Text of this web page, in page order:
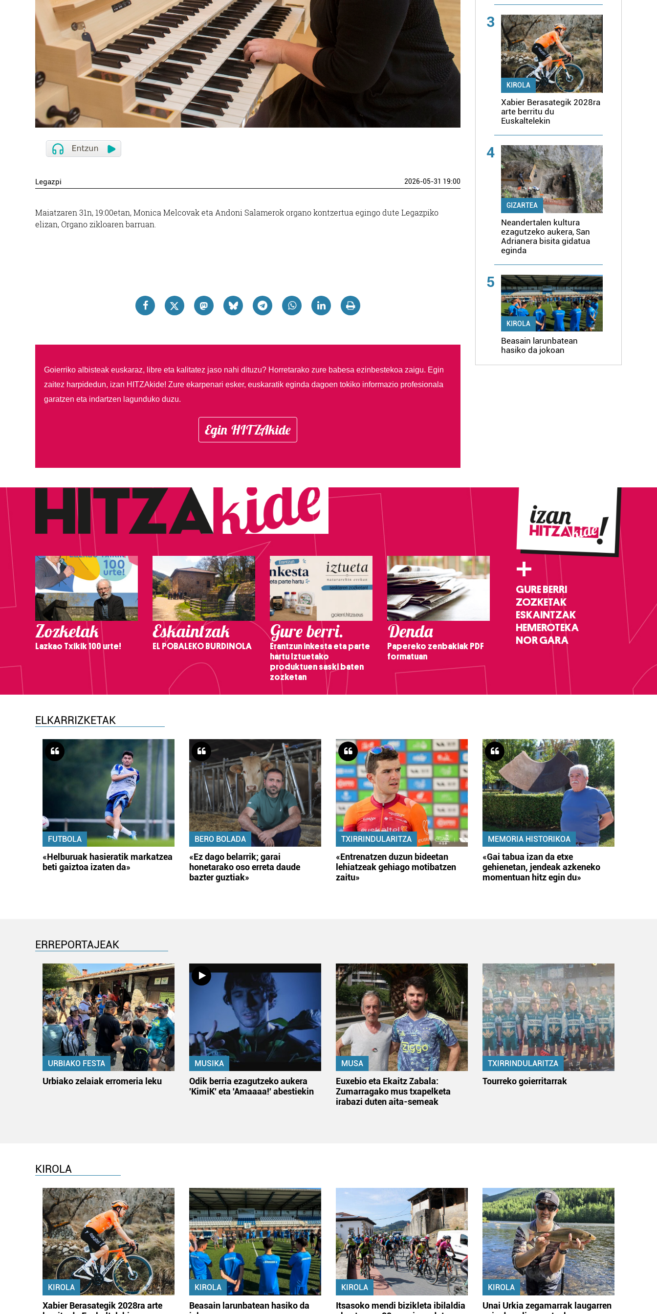
Legazpi 2026-05-31 19:00
Maiatzaren 31n, 19:00etan, Monica Melcovak eta Andoni Salamerok organo kontzertua egingo dute Legazpiko
elizan, Organo zikloaren barruan.
Goierriko albisteak euskaraz, libre eta kalitatez jaso nahi dituzu? Horretarako zure babesa ezinbestekoa zaigu. Egin
zaitez harpidedun, izan HITZAkide! Zure ekarpenari esker, euskaratik eginda dagoen tokiko informazio profesionala
garatzen eta indartzen lagunduko duzu.
Egin HITZAkide
3
KIROLA
Xabier Berasategik 2028ra
arte berritu du
Euskaltelekin
4
GIZARTEA
Neandertalen kultura
ezagutzeko aukera, San
Adrianera bisita gidatua
eginda
5
KIROLA
Beasain larunbatean
hasiko da jokoan
Zozketak
Lazkao Txikik 100 urte!
Eskaintzak
EL POBALEKO BURDINOLA
Gure berri.
Erantzun inkesta eta parte
hartu Iztuetako
produktuen saski baten
zozketan
Denda
Papereko zenbakiak PDF
formatuan
+
GURE BERRI
ZOZKETAK
ESKAINTZAK
HEMEROTEKA
NOR GARA
ELKARRIZKETAK
FUTBOLA
«Helburuak hasieratik markatzea
beti gaiztoa izaten da»
BERO BOLADA
«Ez dago belarrik; garai
honetarako oso erreta daude
bazter guztiak»
TXIRRINDULARITZA
«Entrenatzen duzun bideetan
lehiatzeak gehiago motibatzen
zaitu»
MEMORIA HISTORIKOA
«Gai tabua izan da etxe
gehienetan, jendeak azkeneko
momentuan hitz egin du»
ERREPORTAJEAK
URBIAKO FESTA
Urbiako zelaiak erromeria leku
MUSIKA
Odik berria ezagutzeko aukera
'KimiK' eta 'Amaaaa!' abestiekin
MUSA
Euxebio eta Ekaitz Zabala:
Zumarragako mus txapelketa
irabazi duten aita-semeak
TXIRRINDULARITZA
Tourreko goierritarrak
KIROLA
KIROLA
Xabier Berasategik 2028ra arte
KIROLA
Beasain larunbatean hasiko da
KIROLA
Itsasoko mendi bizikleta ibilaldia
KIROLA
Unai Urkia zegamarrak laugarren